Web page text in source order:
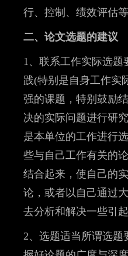
行、控制、绩效评估等
二、论文选题的建议
1、联系工作实际选题
践(特别是自身工作实
强的课题，特别鼓励
决的实际问题进行研
是本单位的工作进行
些与自己工作有关的
结合起来，使自己的
论，或者以自己通过
去分析和解决一些引
2、选题适当所谓选题